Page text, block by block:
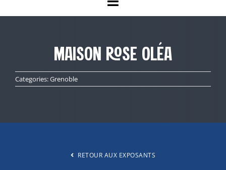
Toggle
INVITATIONS
MAISON ROSE OLÉA
Categories:Grenoble
RETOUR AUX EXPOSANTS